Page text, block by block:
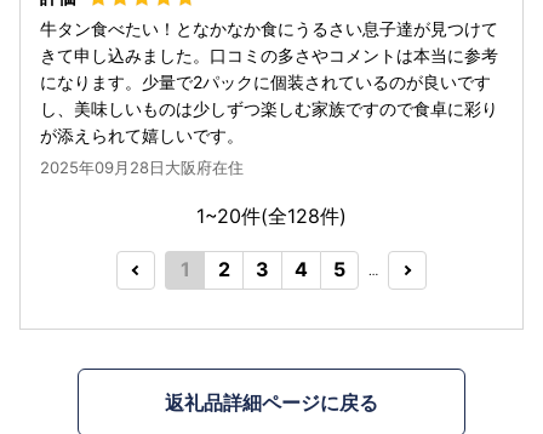
牛タン食べたい！となかなか食にうるさい息子達が見つけて
きて申し込みました。口コミの多さやコメントは本当に参考
になります。少量で2パックに個装されているのが良いです
し、美味しいものは少しずつ楽しむ家族ですので食卓に彩り
が添えられて嬉しいです。
2025年09月28日大阪府在住
1~20件(全128件)
1 2 3 4 5 …
返礼品詳細ページに戻る